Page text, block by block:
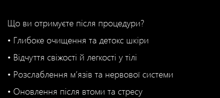
Що ви отримуєте після процедури?
• Глибоке очищення та детокс шкіри
• Відчуття свіжості й легкості у тілі
• Розслаблення м’язів та нервової системи
• Оновлення після втоми та стресу